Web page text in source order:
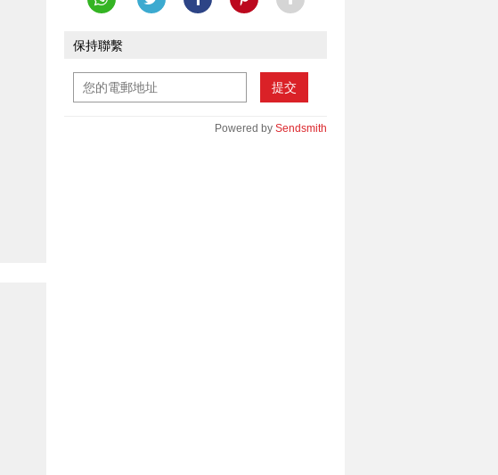
保持聯繫
提交
Powered by Sendsmith